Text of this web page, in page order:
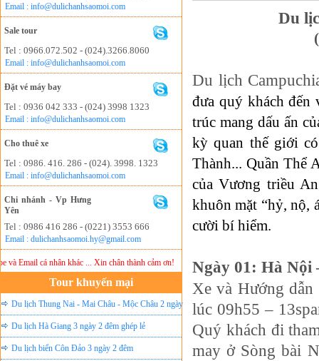
Email : info@dulichanhsaomoi.com
Sale tour
Tel : 0966.072.502 - (024).3266.8060
Email : info@dulichanhsaomoi.com
Đặt vé máy bay
Tel : 0936 042 333 - (024) 3998 1323
Email : info@dulichanhsaomoi.com
Cho thuê xe
Tel : 0986. 416. 286 - (024). 3998. 1323
Email : info@dulichanhsaomoi.com
Chi nhánh - Vp Hưng
Yên
Tel : 0986 416 286 - (0221) 3553 666
Email : dulichanhsaomoi.hy@gmail.com
Lưu ý: DU LỊCH ÁNH SAO MỚIkhông chịu
cá nhân khác ... Xin chân thành cảm ơn!
Tour khuyến mại
Du lịch Thung Nai - Mai Châu - Mộc Châu 2 ngày
ghép lẻ
Du lịch Hà Giang 3 ngày 2 đêm ghép lẻ
Du lịch biển Côn Đảo 3 ngày 2 đêm
Du
Du lịch
đưa quý khách
trúc mang dấu ấn
kỳ quan thế giới
Thành... Quần Thể
của Vương triều
khuôn mặt “hỷ, nộ,
cười bí hiểm.
Ngày 01: Hà Nội
Xe và Hướng
lúc 09h55 –
Quý khách đi
may ở Sòng bài